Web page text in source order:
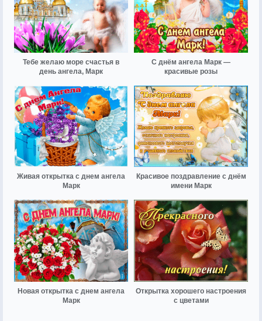
Тебе желаю море счастья в
день ангела, Марк
С днём ангела Марк —
красивые розы
Живая открытка с днем ангела
Марк
Красивое поздравление с днём
имени Марк
Новая открытка с днем ангела
Марк
Открытка хорошего настроения
с цветами